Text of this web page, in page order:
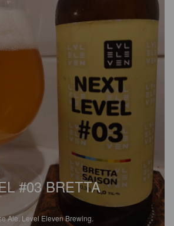
#03 BRETTA
Ale. Level Eleven Brewing.